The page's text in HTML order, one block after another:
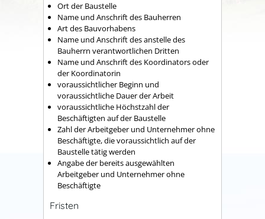
Ort der Baustelle
Name und Anschrift des Bauherren
Art des Bauvorhabens
Name und Anschrift des anstelle des
Bauherrn verantwortlichen Dritten
Name und Anschrift des Koordinators oder
der Koordinatorin
voraussichtlicher Beginn und
voraussichtliche Dauer der Arbeit
voraussichtliche Höchstzahl der
Beschäftigten auf der Baustelle
Zahl der Arbeitgeber und Unternehmer ohne
Beschäftigte, die voraussichtlich auf der
Baustelle tätig werden
Angabe der bereits ausgewählten
Arbeitgeber und Unternehmer ohne
Beschäftigte
Fristen